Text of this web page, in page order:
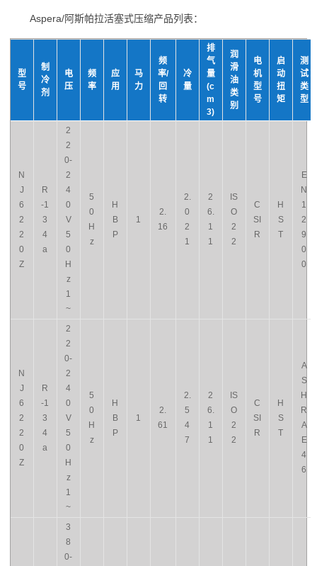
Aspera/阿斯帕拉活塞式压缩产品列表：
型
号
制
冷
剂
电
压
频
率
应
用
马
力
频
率/
回
转
冷
量
排
气
量
(c
m
3)
润
滑
油
类
别
电
机
型
号
启
动
扭
矩
测
试
类
型
N
J
6
2
2
0
Z
R
-1
3
4
a
2
2
0-
2
4
0
V
5
0
H
z
1
~
5
0
H
z
H
B
P
1
2.
16
2.
0
2
1
2
6.
1
1
IS
O
2
2
C
SI
R
H
S
T
E
N
1
2
9
0
0
N
J
6
2
2
0
Z
R
-1
3
4
a
2
2
0-
2
4
0
V
5
0
H
z
1
~
5
0
H
z
H
B
P
1
2.
61
2.
5
4
7
2
6.
1
1
IS
O
2
2
C
SI
R
H
S
T
A
S
H
R
A
E
4
6
3
8
0-